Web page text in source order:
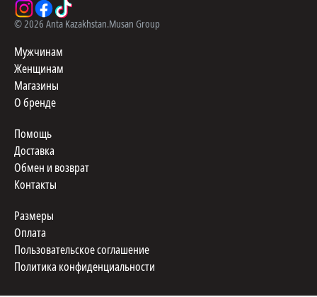
©2026 Anta Kazakhstan.Musan Group
Мужчинам
Женщинам
Магазины
О бренде
Помощь
Доставка
Обмен и возврат
Контакты
Размеры
Оплата
Пользовательское соглашение
Политика конфиденциальности